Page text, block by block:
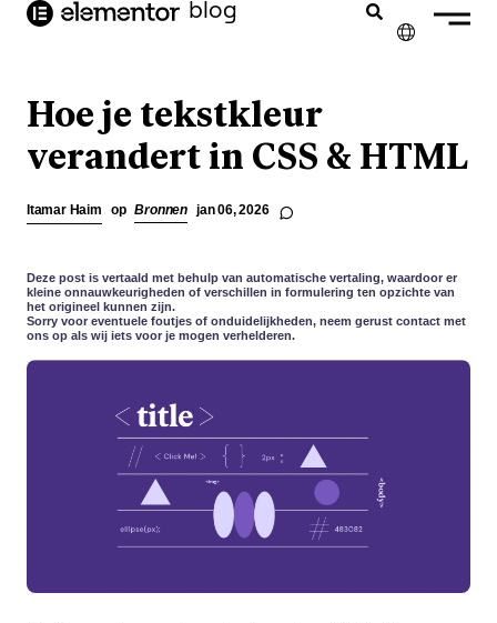
blog
FRANÇAIS
ESPAÑOL
ITALIANO
Hoe je tekstkleur
verandert in CSS & HTML
Itamar Haim op Bronnen jan 06, 2026
Deze post is vertaald met behulp van automatische vertaling, waardoor er
kleine onnauwkeurigheden of verschillen in formulering ten opzichte van
het origineel kunnen zijn.
Sorry voor eventuele foutjes of onduidelijkheden, neem gerust contact met
ons op als wij iets voor je mogen verhelderen.